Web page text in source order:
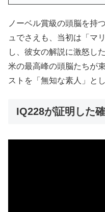
ノーベル賞級の頭脳を持
ュでさえも、当初は「マ
し、彼女の解説に激怒し
米の最高峰の頭脳たちが
ストを「無知な素人」と
IQ228が証明した